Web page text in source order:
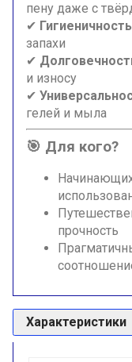
пену даже с
✔ Гигиеничность
запахи
✔
и износу
✔
гелей и мыла
🎯 Для кого?
прочность
Характеристики